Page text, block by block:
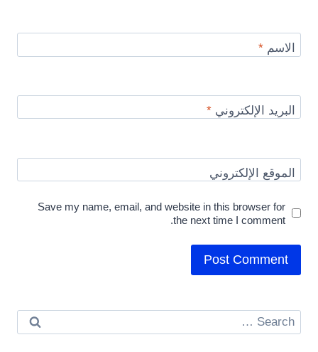
الاسم*
البريد الإلكتروني*
الموقع الإلكتروني
Save my name, email, and website in this browser for
the next time I comment.
Search
for: